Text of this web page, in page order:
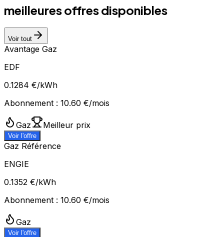
meilleures offres disponibles
Voir tout
Avantage Gaz
EDF
0.1284 €/kWh
Abonnement : 10.60 €/mois
Gaz Meilleur prix
Voir l'offre
Gaz Référence
ENGIE
0.1352 €/kWh
Abonnement : 10.60 €/mois
Gaz
Voir l'offre